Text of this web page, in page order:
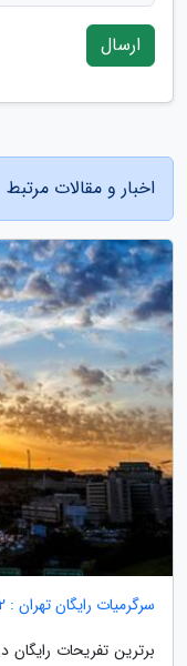
ارسال
اخبار و مقالات مرتبط
سرگرمیات رایگان تهران : 12 سرگرمی مجذوب کننده و هیجان انگیز
برترین تفریحات